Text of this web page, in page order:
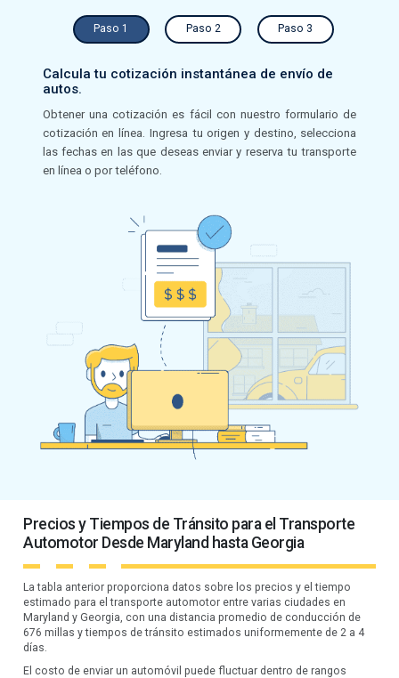
Paso 1 Paso 2 Paso 3
Calcula tu cotización instantánea de envío de
autos.
Obtener una cotización es fácil con nuestro formulario de
cotización en línea. Ingresa tu origen y destino, selecciona
las fechas en las que deseas enviar y reserva tu transporte
en línea o por teléfono.
Precios y Tiempos de Tránsito para el Transporte
Automotor Desde Maryland hasta Georgia
La tabla anterior proporciona datos sobre los precios y el tiempo
estimado para el transporte automotor entre varias ciudades en
Maryland y Georgia, con una distancia promedio de conducción de
676 millas y tiempos de tránsito estimados uniformemente de 2 a 4
días.
El costo de enviar un automóvil puede fluctuar dentro de rangos